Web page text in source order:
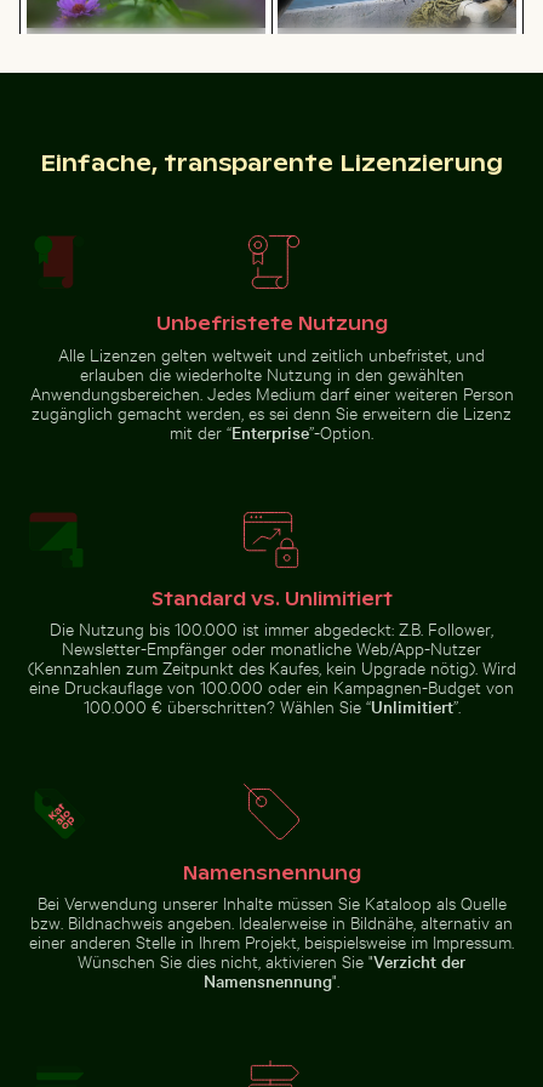
Detailreiche
Tempellaterne
mit goldenem
Stupa
goldenen
Licht
Kos
Nachtansicht von Lissabon mit
Aussichtspunkt Miradouro da
Graça
Belebte Straßenszene mit
Golfwagen in Holbox
Nebelverhangene Wolkenkratzer mit Filmeffekt
Filmeffekt
Mangrovenbaum im Yum Balam Flora
Mangrovenbaum im Yum Balam Flora und
Fauna Schutzgebiet
Mann im Kings River an einem Sonnentag
Mann im Kings River an einem
Sonnentag
Flugzeugflügel gegen
Abendhimmel während des
Fluges
Luftaufnahme des Makkasan-Kreuzes in Bangkok
Luftaufnahme des Makkasan-
Kreuzes in Bangkok
Menschen genießen den
Menschen genießen den Strand
auf Holbox
Verschwommene Waldszene mit Bewegungseffekt
Leuchtend RosaNeugierige rote
Einfache, transparente Lizenzierung
Unbefristete Nutzung
Alle Lizenzen gelten weltweit und zeitlich unbefristet, und
erlauben die wiederholte Nutzung in den gewählten
Anwendungsbereichen. Jedes Medium darf einer weiteren Person
zugänglich gemacht werden, es sei denn Sie erweitern die Lizenz
mit der “Enterprise”-Option.
Standard vs. Unlimitiert
Die Nutzung bis 100.000 ist immer abgedeckt: Z.B. Follower,
Newsletter-Empfänger oder monatliche Web/App-Nutzer
(Kennzahlen zum Zeitpunkt des Kaufes, kein Upgrade nötig). Wird
eine Druckauflage von 100.000 oder ein Kampagnen-Budget von
100.000 € überschritten? Wählen Sie “Unlimitiert”.
Namensnennung
Bei Verwendung unserer Inhalte müssen Sie Kataloop als Quelle
bzw. Bildnachweis angeben. Idealerweise in Bildnähe, alternativ an
einer anderen Stelle in Ihrem Projekt, beispielsweise im Impressum.
Wünschen Sie dies nicht, aktivieren Sie "Verzicht der
Namensnennung".